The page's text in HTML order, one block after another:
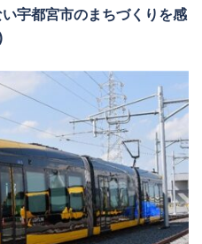
宇都宮市のまちづくりを感